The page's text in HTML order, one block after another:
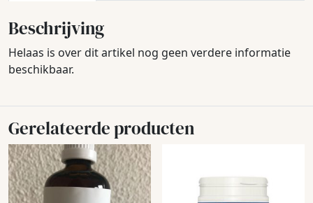
Beschrijving
Helaas is over dit artikel nog geen verdere informatie
beschikbaar.
Gerelateerde producten